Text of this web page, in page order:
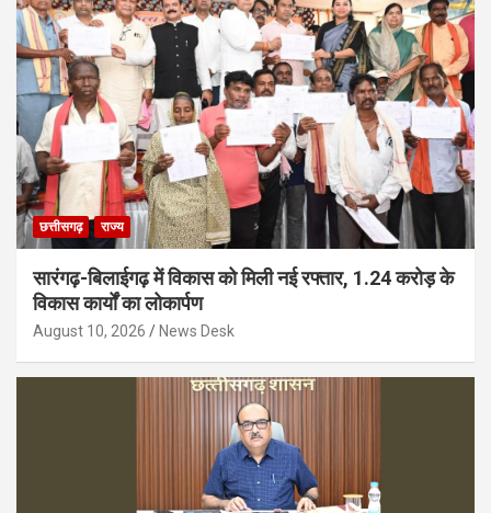
छत्तीसगढ़ राज्य
सारंगढ़-बिलाईगढ़ में विकास को मिली नई रफ्तार, 1.24 करोड़ के
विकास कार्यों का लोकार्पण
August 10, 2026 News Desk